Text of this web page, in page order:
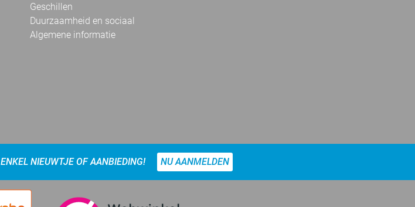
Geschillen
Duurzaamheid en sociaal
Algemene informatie
NIEUWTJE OF AANBIEDING! NU AANMELDEN